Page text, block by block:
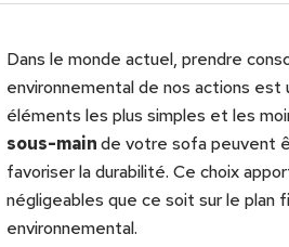
Dans le monde actuel, prendre
environnemental de nos actions
éléments les plus simples et les
sous-mainde votre sofa peuvent
favoriser la durabilité. Ce choix
négligeables que ce soit sur le plan
environnemental.